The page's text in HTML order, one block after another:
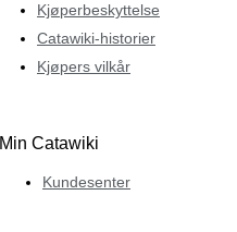
Kjøperbeskyttelse
Catawiki-historier
Kjøpers vilkår
Min Catawiki
Kundesenter